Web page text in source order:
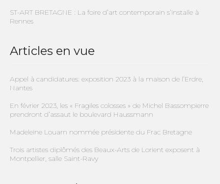
ST-ART BRETAGNE : La foire d’art contemporain s’installe à
Rennes
Articles en vue
Appel à candidatures: exposition 2023 à la maison de l’Erdre,
Nantes
En février 2023, les « Fragiles colosses » de Michel Bassompierre
prendront d’assaut le boulevard Haussmann
Madeleine Louarn nommée présidente du Frac Bretagne
Trois artistes diplômés des Beaux-Arts de Lorient exposent à
Montpellier, salle Saint-Ravy